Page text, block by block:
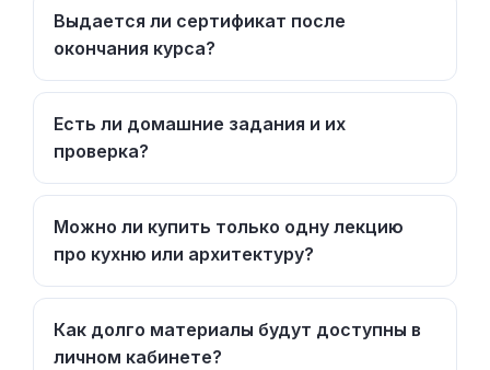
Выдается ли сертификат после
окончания курса?
Есть ли домашние задания и их
проверка?
Можно ли купить только одну лекцию
про кухню или архитектуру?
Как долго материалы будут доступны в
личном кабинете?